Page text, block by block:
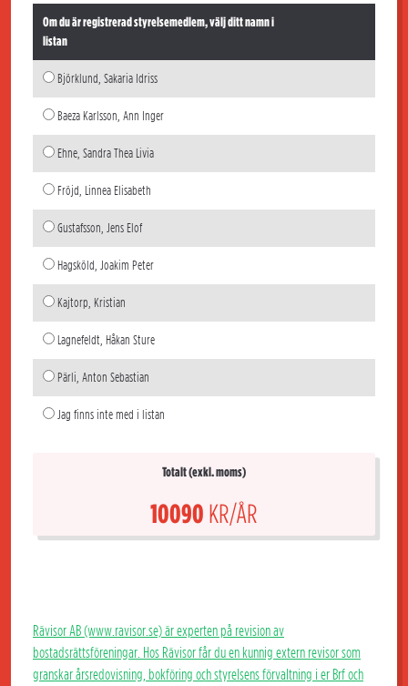
Om du är registrerad styrelsemedlem, välj ditt namn i
listan
Björklund, Sakaria Idriss
Baeza Karlsson, Ann Inger
Ehne, Sandra Thea Livia
Fröjd, Linnea Elisabeth
Gustafsson, Jens Elof
Hagsköld, Joakim Peter
Kajtorp, Kristian
Lagnefeldt, Håkan Sture
Pärli, Anton Sebastian
Jag finns inte med i listan
Totalt (exkl. moms)
10090 KR/ÅR
Rävisor AB (www.ravisor.se) är experten på revision av
bostadsrättsföreningar. Hos Rävisor får du en kunnig extern revisor som
granskar årsredovisning, bokföring och styrelsens förvaltning i er Brf och